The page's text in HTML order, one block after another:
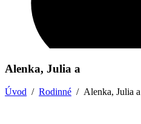
Alenka, Julia a
Úvod / Rodinné / Alenka, Julia a